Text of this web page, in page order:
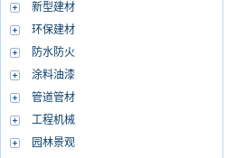
新型建材
环保建材
防水防火
涂料油漆
管道管材
工程机械
园林景观